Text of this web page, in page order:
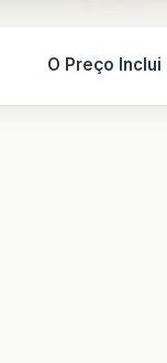
O Preço Inclui